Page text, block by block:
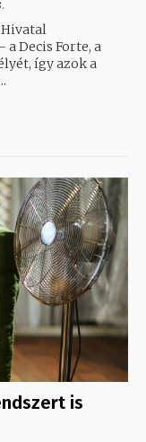
Decis Forte, a
így azok a
is